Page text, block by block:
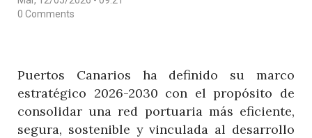
AZULES
EN
ARCHIPIÉLAGO
0 Comments
Puertos Canarios ha definido su marco
estratégico 2026-2030 con el propósito de
consolidar una red portuaria más eficiente,
segura, sostenible y vinculada al desarrollo